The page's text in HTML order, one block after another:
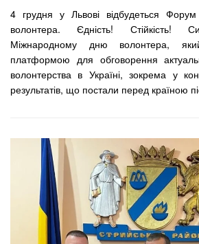
4 грудня у Львові відбудеться
волонтера. Єдність! Стійкість!
Міжнародному дню волонтера,
платформою для обговорення
волонтерства в Україні, зокрема у
результатів, що постали перед країною